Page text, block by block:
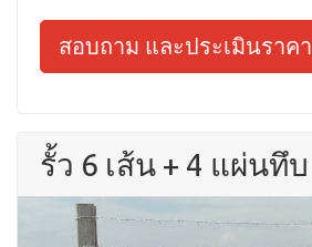
สอบถาม และประเมินราคา
รั้ว 6 เส้น + 4 แผ่นทึบ